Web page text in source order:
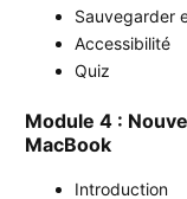
Sauvegarder
Accessibilité
Quiz
Module 4 :
MacBook
Introduction